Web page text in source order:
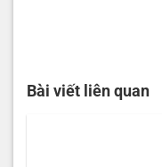
Bài viết liên quan